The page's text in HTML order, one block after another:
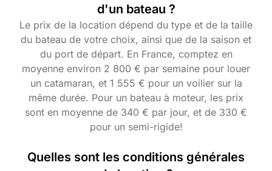
d'un bateau ?
Le prix de la location dépend du type et de la taille
du bateau de votre choix, ainsi que de la saison et
du port de départ. En France, comptez en
moyenne environ 2 800 € par semaine pour louer
un catamaran, et 1 555 € pour un voilier sur la
même durée. Pour un bateau à moteur, les prix
sont en moyenne de 340 € par jour, et de 330 €
pour un semi-rigide!
Quelles sont les conditions générales